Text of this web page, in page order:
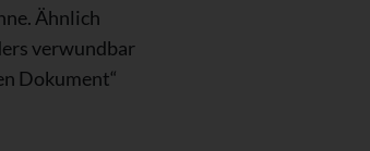
Ähnlich
verwundbar
Dokument“